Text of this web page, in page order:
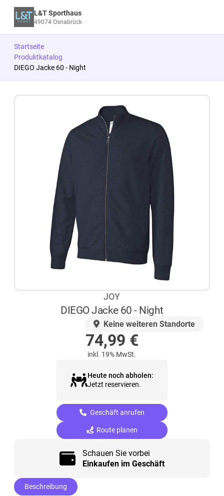
L&T Sporthaus
49074 Osnabrück
Startseite
Produktkatalog
DIEGO Jacke 60 - Night
JOY
DIEGO Jacke 60 - Night
Keine weiteren Standorte
74,99 €
inkl. 19% MwSt.
Heute noch abholen:
Jetzt reservieren.
Geschäft anrufen
Route planen
Schauen Sie vorbei
Einkaufen im Geschäft
Beschreibung